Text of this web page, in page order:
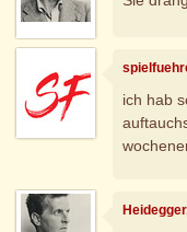
ich hab
Heidegger